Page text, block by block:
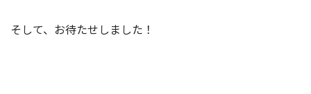
そして、お待たせしました！